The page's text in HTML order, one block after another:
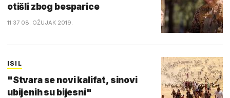
otišli zbog besparice
11:37 08. OŽUJAK 2019.
ISIL
"Stvara se novi kalifat, sinovi
ubijenih su bijesni"